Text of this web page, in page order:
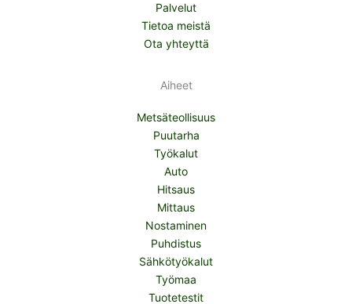
Palvelut
Tietoa meistä
Ota yhteyttä
Aiheet
Metsäteollisuus
Puutarha
Työkalut
Auto
Hitsaus
Mittaus
Nostaminen
Puhdistus
Sähkötyökalut
Työmaa
Tuotetestit